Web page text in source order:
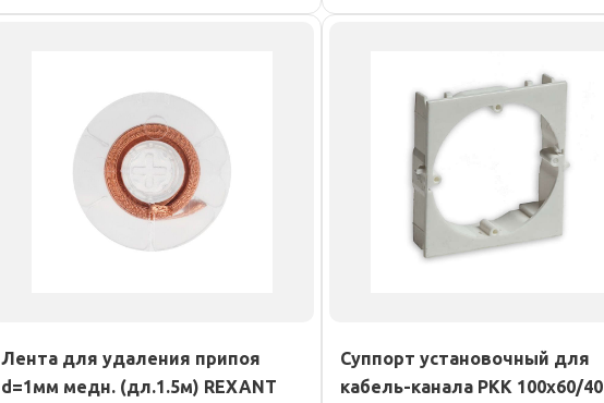
Лента для удаления припоя
d=1мм медн. (дл.1.5м) REXANT
Суппорт установочный для
кабель-канала РКК 100х60/40